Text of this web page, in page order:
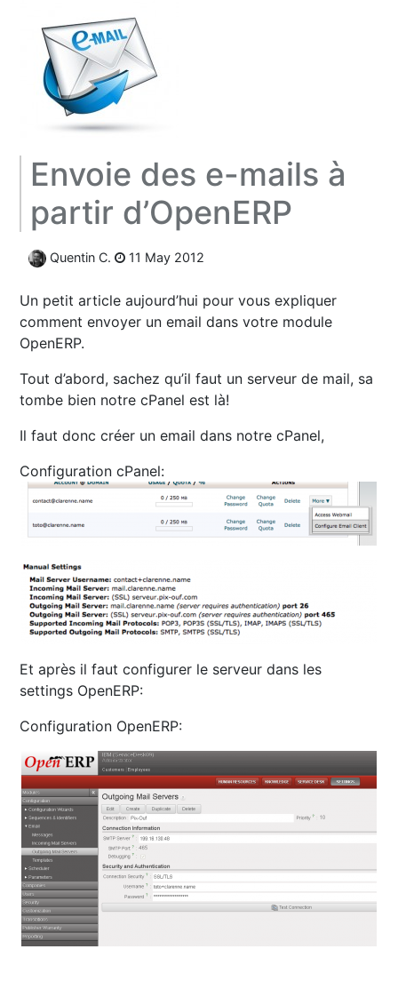
Envoie des e-mails à
partir d’OpenERP
Quentin C. 11 May 2012
Un petit article aujourd’hui pour vous expliquer
comment envoyer un email dans votre module
OpenERP.
Tout d’abord, sachez qu’il faut un serveur de mail, sa
tombe bien notre cPanel est là!
Il faut donc créer un email dans notre cPanel,
Configuration cPanel:
Et après il faut configurer le serveur dans les
settings OpenERP:
Configuration OpenERP: